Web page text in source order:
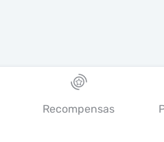
Recompensas